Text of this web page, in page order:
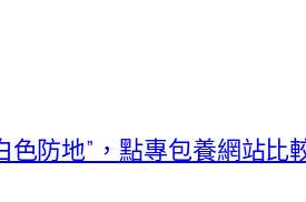
色防地”，點專包養網站比